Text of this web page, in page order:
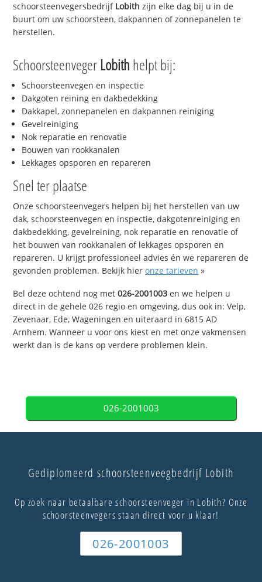
schoorsteenvegersbedrijf Lobith zijn elke dag bij u in de
buurt om uw schoorsteen, dakpannen of zonnepanelen te
herstellen.
Schoorsteenveger Lobith helpt bij:
Schoorsteenvegen en inspectie
Dakgoten reining en dakbedekking
Dakkapel, zonnepanelen en dakpannen reiniging
Gevelreiniging
Nok reparatie en renovatie
Bouwen van rookkanalen
Lekkages opsporen en repareren
Snel ter plaatse
Onze schoorsteenvegers helpen bij het herstellen van uw
dak, schoorsteenvegen en inspectie, dakgotenreiniging en
dakbedekking, gevelreining, nok reparatie en renovatie of
het bouwen van rookkanalen of lekkages opsporen en
repareren. U krijgt professioneel advies én we repareren de
gevonden problemen. Bekijk hieronze tarieven »
Bel deze ochtend nog met026-2001003 en we helpen u
direct in de gehele 026 regio en omgeving, dus ook in: Velp,
Zevenaar, Ede, Wageningen en uiteraard in 6815 AD
Arnhem. Wanneer u voor ons kiest en met onze vakmensen
werkt dan is de kans op verdere problemen klein.
026-2001003
Gediplomeerd schoorsteenveegbedrijf Lobith
Op zoek naar betaalbare schoorsteenveger in Lobith? Onze
schoorsteenvegers staan direct voor u klaar!
026-2001003